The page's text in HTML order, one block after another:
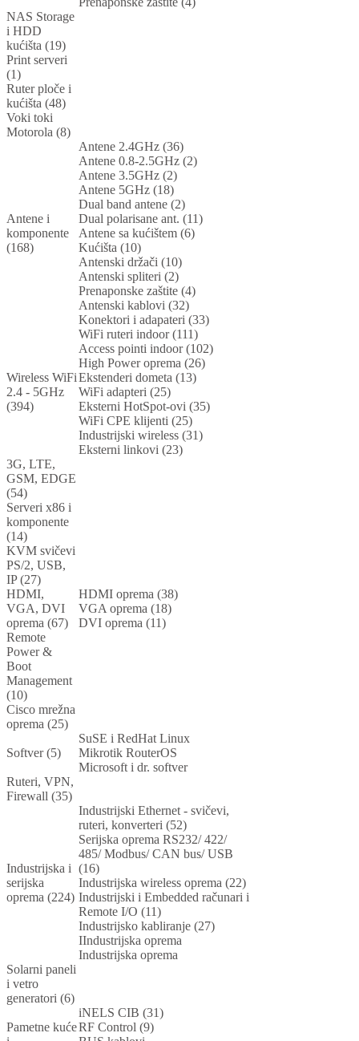
NAS Storage
i HDD
kućišta (19)
Print serveri
(1)
Ruter ploče i
kućišta (48)
Voki toki
Motorola (8)
Antene i
komponente
(168)
Antene 2.4GHz (36)
Antene 0.8-2.5GHz (2)
Antene 3.5GHz (2)
Antene 5GHz (18)
Dual band antene (2)
Dual polarisane ant. (11)
Antene sa kućištem (6)
Kućišta (10)
Antenski držači (10)
Antenski spliteri (2)
Prenaponske zaštite (4)
Antenski kablovi (32)
Konektori i adapateri (33)
Wireless WiFi
2.4 - 5GHz
(394)
WiFi ruteri indoor (111)
Access pointi indoor (102)
High Power oprema (26)
Ekstenderi dometa (13)
WiFi adapteri (25)
Eksterni HotSpot-ovi (35)
WiFi CPE klijenti (25)
Industrijski wireless (31)
Eksterni linkovi (23)
3G, LTE,
GSM, EDGE
(54)
Serveri x86 i
komponente
(14)
KVM svičevi
PS/2, USB,
IP (27)
HDMI,
VGA, DVI
oprema (67)
HDMI oprema (38)
VGA oprema (18)
DVI oprema (11)
Remote
Power &
Boot
Management
(10)
Cisco mrežna
oprema (25)
Softver (5)
SuSE i RedHat Linux
Mikrotik RouterOS
Microsoft i dr. softver
Ruteri, VPN,
Firewall (35)
Industrijska i
serijska
oprema (224)
Industrijski Ethernet - svičevi,
ruteri, konverteri (52)
Serijska oprema RS232/ 422/
485/ Modbus/ CAN bus/ USB
(16)
Industrijska wireless oprema (22)
Industrijski i Embedded računari i
Remote I/O (11)
Industrijsko kabliranje (27)
IIndustrijska oprema
Industrijska oprema
Solarni paneli
i vetro
generatori (6)
Pametne kuće
iNELS CIB (31)
RF Control (9)